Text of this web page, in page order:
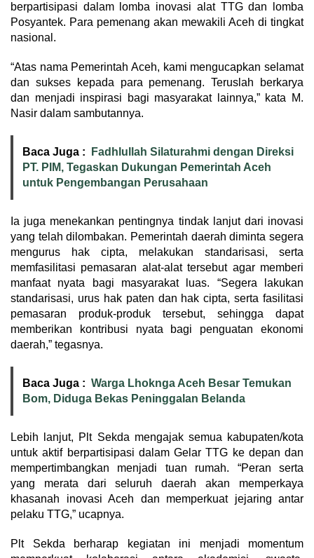
berpartisipasi dalam lomba inovasi alat TTG dan lomba
Posyantek. Para pemenang akan mewakili Aceh di tingkat
nasional.
“Atas nama Pemerintah Aceh, kami mengucapkan selamat
dan sukses kepada para pemenang. Teruslah berkarya
dan menjadi inspirasi bagi masyarakat lainnya,” kata M.
Nasir dalam sambutannya.
Baca Juga :
Fadhlullah Silaturahmi dengan Direksi
PT. PIM, Tegaskan Dukungan Pemerintah Aceh
untuk Pengembangan Perusahaan
Ia juga menekankan pentingnya tindak lanjut dari inovasi
yang telah dilombakan. Pemerintah daerah diminta segera
mengurus hak cipta, melakukan standarisasi, serta
memfasilitasi pemasaran alat-alat tersebut agar memberi
manfaat nyata bagi masyarakat luas. “Segera lakukan
standarisasi, urus hak paten dan hak cipta, serta fasilitasi
pemasaran produk-produk tersebut, sehingga dapat
memberikan kontribusi nyata bagi penguatan ekonomi
daerah,” tegasnya.
Baca Juga : Warga Lhoknga Aceh Besar Temukan
Bom, Diduga Bekas Peninggalan Belanda
Lebih lanjut, Plt Sekda mengajak semua kabupaten/kota
untuk aktif berpartisipasi dalam Gelar TTG ke depan dan
mempertimbangkan menjadi tuan rumah. “Peran serta
yang merata dari seluruh daerah akan memperkaya
khasanah inovasi Aceh dan memperkuat jejaring antar
pelaku TTG,” ucapnya.
Plt Sekda berharap kegiatan ini menjadi momentum